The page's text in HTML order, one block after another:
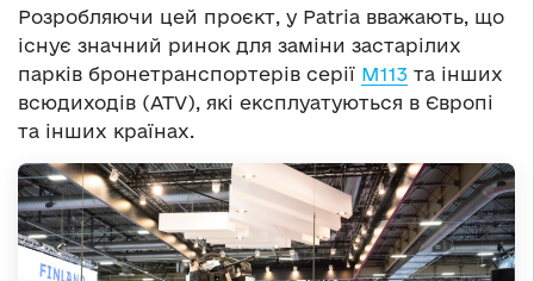
Розробляючи цей проєкт, у Patria вважають, що
існує значний ринок для заміни застарілих
парків бронетранспортерів серії M113 та інших
всюдиходів (ATV), які експлуатуються в Європі
та інших країнах.